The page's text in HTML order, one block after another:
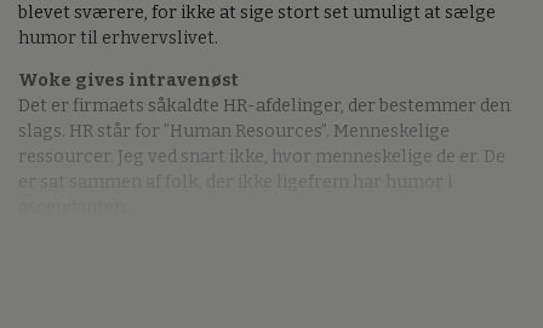
blevet sværere, for ikke at sige stort set umuligt at sælge
humor til erhvervslivet.
Woke gives intravenøst
Det er firmaets såkaldte HR-afdelinger, der bestemmer den
slags. HR står for ”Human Resources”. Menneskelige
ressourcer. Jeg ved snart ikke, hvor menneskelige de er. De